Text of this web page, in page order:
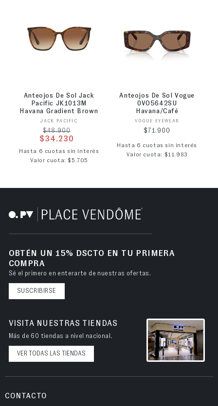
Anteojos De Sol Jack
Pacific JK1013M
Havana Gradient Brown
Proveedor:
JACK PACIFIC
Precio habitual
$48.900
$34.230
Precio de oferta
Hasta 6 cuotas sin interés
Valor cuota: $5.705
Anteojos De Sol Vogue
0VO5642SU
Havana/Café
Proveedor:
VOGUE EYEWEAR
Precio habitual
$71.900
Hasta 6 cuotas sin interés
Valor cuota: $11.983
OBTÉN UN 15% DSCTO EN TU PRIMERA
COMPRA
Sé el primero en enterarte de nuestras ofertas.
SUSCRIBIRSE
VISITA NUESTRAS TIENDAS
Más de 60 tiendas a nivel nacional.
VER TODAS LAS TIENDAS
CONTACTO